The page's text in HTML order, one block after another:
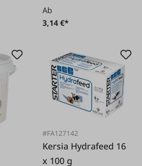
Ab
3,14 €*
#FA127142
Kersia Hydrafeed 16
x 100 g